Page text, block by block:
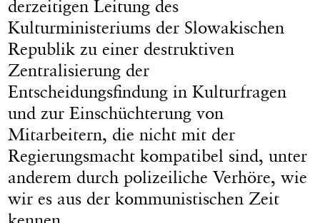
derzeitigen Leitung des
Kulturministeriums der Slowakischen
Republik zu einer destruktiven
Zentralisierung der
Entscheidungsfindung in Kulturfragen
und zur Einschüchterung von
Mitarbeitern, die nicht mit der
Regierungsmacht kompatibel sind, unter
anderem durch polizeiliche Verhöre, wie
wir es aus der kommunistischen Zeit